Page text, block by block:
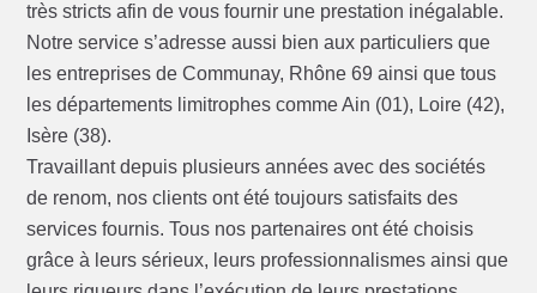
très stricts afin de vous fournir une prestation inégalable.
Notre service s’adresse aussi bien aux particuliers que
les entreprises de Communay, Rhône 69 ainsi que tous
les départements limitrophes comme Ain (01), Loire (42),
Isère (38).
Travaillant depuis plusieurs années avec des sociétés
de renom, nos clients ont été toujours satisfaits des
services fournis. Tous nos partenaires ont été choisis
grâce à leurs sérieux, leurs professionnalismes ainsi que